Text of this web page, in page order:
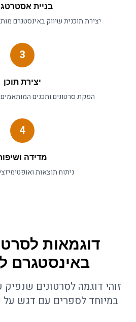
בניית
יצירת תוכניתשיווק באינסטגרם
3
יצירת תוכן
הפקת סרטונים ותכנים
4
מדידה
ניתוח תוצאות
דוגמאות
באינסטגרם
זוהי דוגמה לסרטונים
במיוחד לספרים עם דגש על